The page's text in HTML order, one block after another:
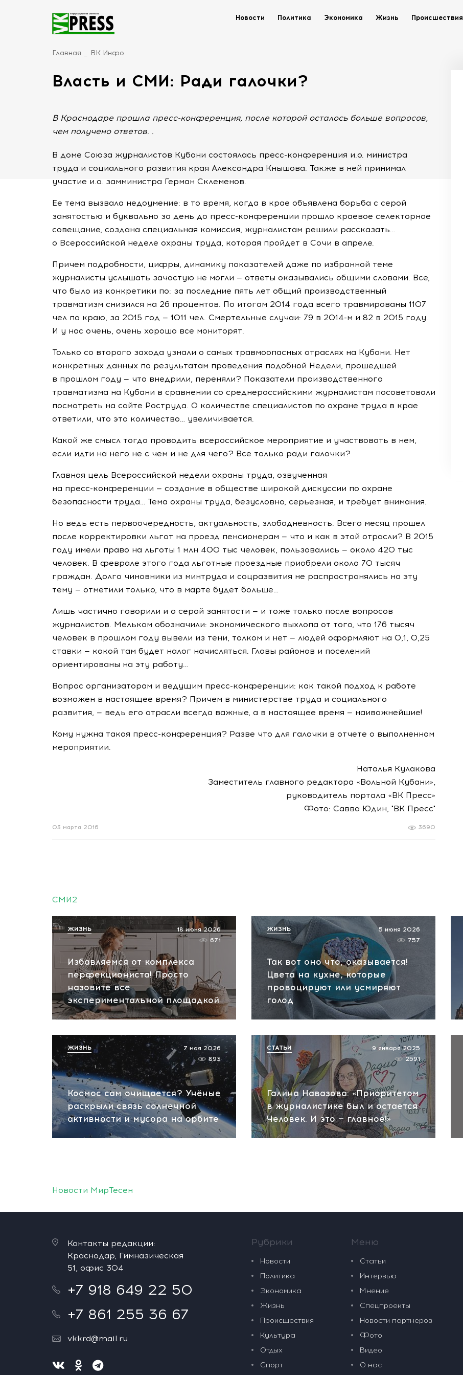
Новости Политика Экономика Жизнь Происшествия
Главная ВК Инфо
Власть и СМИ: Ради галочки?
В Краснодаре прошла пресс-конференция, после которой осталось больше вопросов,
чем получено ответов. .
В доме Союза журналистов Кубани состоялась пресс-конференция и.о. министра
труда и социального развития края Александра Кнышова. Также в ней принимал
участие и.о. замминистра Герман Склеменов.
Ее тема вызвала недоумение: в то время, когда в крае объявлена борьба с серой
занятостью и буквально за день до пресс-конференции прошло краевое селекторное
совещание, создана специальная комиссия, журналистам решили рассказать…
о Всероссийской неделе охраны труда, которая пройдет в Сочи в апреле.
Причем подробности, цифры, динамику показателей даже по избранной теме
журналисты услышать зачастую не могли — ответы оказывались общими словами. Все,
что было из конкретики по: за последние пять лет общий производственный
травматизм снизился на 26 процентов. По итогам 2014 года всего травмированы 1107
чел по краю, за 2015 год — 1011 чел. Смертельные случаи: 79 в 2014-м и 82 в 2015 году.
И у нас очень, очень хорошо все мониторят.
Только со второго захода узнали о самых травмоопасных отраслях на Кубани. Нет
конкретных данных по результатам проведения подобной Недели, прошедшей
в прошлом году — что внедрили, переняли? Показатели производственного
травматизма на Кубани в сравнении со среднероссийскими журналистам посоветовали
посмотреть на сайте Роструда. О количестве специалистов по охране труда в крае
ответили, что это количество… увеличивается.
Какой же смысл тогда проводить всероссийское мероприятие и участвовать в нем,
если идти на него не с чем и не для чего? Все только ради галочки?
Главная цель Всероссийской недели охраны труда, озвученная
на пресс-конференции — создание в обществе широкой дискуссии по охране
безопасности труда… Тема охраны труда, безусловно, серьезная, и требует внимания.
Но ведь есть первоочередность, актуальность, злободневность. Всего месяц прошел
после корректировки льгот на проезд пенсионерам — что и как в этой отрасли? В 2015
году имели право на льготы 1 млн 400 тыс человек, пользовались — около 420 тыс
человек. В феврале этого года льготные проездные приобрели около 70 тысяч
граждан. Долго чиновники из минтруда и соцразвития не распространялись на эту
тему — отметили только, что в марте будет больше…
Лишь частично говорили и о серой занятости — и тоже только после вопросов
журналистов. Мельком обозначили: экономического выхлопа от того, что 176 тысяч
человек в прошлом году вывели из тени, толком и нет — людей оформляют на 0,1, 0,25
ставки — какой там будет налог начисляться. Главы районов и поселений
ориентированы на эту работу…
Вопрос организаторам и ведущим пресс-конференции: как такой подход к работе
возможен в настоящее время? Причем в министерстве труда и социального
развития, — ведь его отрасли всегда важные, а в настоящее время — наиважнейшие!
Кому нужна такая пресс-конференция? Разве что для галочки в отчете о выполненном
мероприятии.
Наталья Кулакова
Заместитель главного редактора «Вольной Кубани»,
руководитель портала «ВК Пресс»
Фото: Савва Юдин, "ВК Пресс"
3690
03 марта 2016
СМИ2
Избавляемся от комплекса
перфекциониста! Просто
назовите все
экспериментальной площадкой
18 июня 2026
671
ЖИЗНЬ
Так вот оно что, оказывается!
Цвета на кухне, которые
провоцируют или усмиряют
голод
5 июня 2026
757
ЖИЗНЬ
Космос сам очищается? Учёные
раскрыли связь солнечной
активности и мусора на орбите
7 мая 2026
893
ЖИЗНЬ
Галина Навазова: «Приоритетом
в журналистике был и остается
Человек. И это — главное!»
9 января 2025
2591
СТАТЬИ
Новости МирТесен
Контакты редакции:
Краснодар, Гимназическая
51, офис 304
+7 918 649 22 50
+7 861 255 36 67
vkkrd@mail.ru
Рубрики
Новости
Политика
Экономика
Жизнь
Происшествия
Культура
Отдых
Спорт
Меню
Статьи
Интервью
Мнение
Спецпроекты
Новости партнеров
Фото
Видео
О нас